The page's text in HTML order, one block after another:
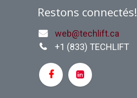
Restons connectés!
web@techlift.ca
+1 (833) TECHLIFT